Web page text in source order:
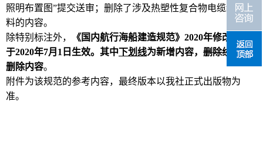
照明布置图”提交送审；删除了涉及热塑性复合物电缆绝缘材
料的内容。
除特别标注外，
《国内航行海船建造规范》 2020年修改通报
于2020年7月 1 日生效。其中下划线为新增内容， 删除线
为被
删除内容。
附件为该规范的参考内容，最终版本以我社正式出版物为
准。